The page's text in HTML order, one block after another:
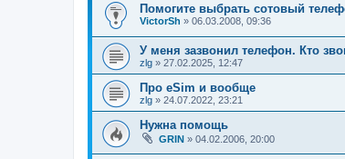
Помогите выбрать сотовый
VictorSh » 06.03.2008, 09:36
У меня зазвонил телефон. Кто
zlg » 27.02.2025, 12:47
Про eSim и вообще
zlg » 24.07.2022, 23:21
Нужна помощь
GRIN » 04.02.2006, 20:00